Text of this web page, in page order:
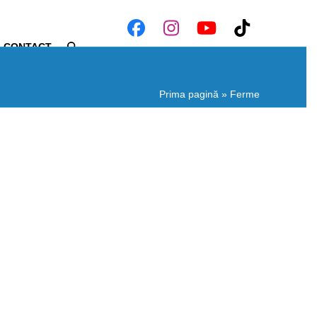
Facebook
Instagram
YouTube
Tiktok
CONTACT
Prima pagină » Ferme